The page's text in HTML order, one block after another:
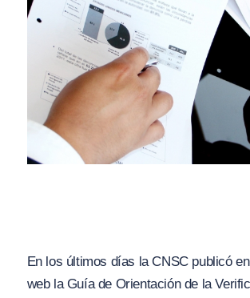
En los últimos días la CNSC publicó
web la Guía de Orientación de la